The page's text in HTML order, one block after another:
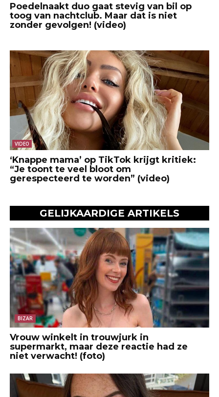
Poedelnaakt duo gaat stevig van bil op
toog van nachtclub. Maar dat is niet
zonder gevolgen! (video)
VIDEO
‘Knappe mama’ op TikTok krijgt kritiek:
“Je toont te veel bloot om
gerespecteerd te worden” (video)
GELIJKAARDIGE ARTIKELS
BIZAR
Vrouw winkelt in trouwjurk in
supermarkt, maar deze reactie had ze
niet verwacht! (foto)